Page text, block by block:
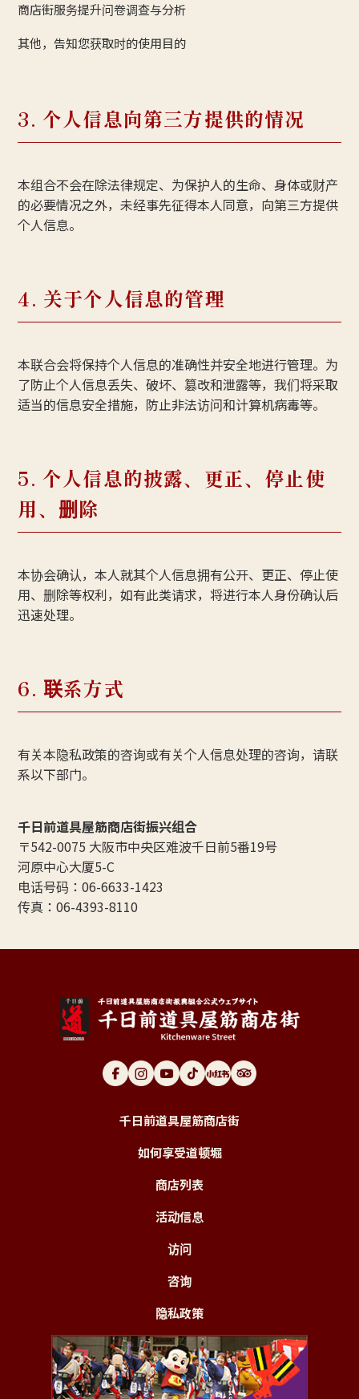
商店街服务提升问卷调查与分析
其他，告知您获取时的使用目的
3. 个人信息向第三方提供的情况
本组合不会在除法律规定、为保护人的生命、身体或财产
的必要情况之外，未经事先征得本人同意，向第三方提供
个人信息。
4. 关于个人信息的管理
本联合会将保持个人信息的准确性并安全地进行管理。为
了防止个人信息丢失、破坏、篡改和泄露等，我们将采取
适当的信息安全措施，防止非法访问和计算机病毒等。
5. 个人信息的披露、更正、停止使
用、删除
本协会确认，本人就其个人信息拥有公开、更正、停止使
用、删除等权利，如有此类请求，将进行本人身份确认后
迅速处理。
6. 联系方式
有关本隐私政策的咨询或有关个人信息处理的咨询，请联
系以下部门。
千日前道具屋筋商店街振兴组合
〒542-0075 大阪市中央区难波千日前5番19号
河原中心大厦5-C
电话号码：06-6633-1423
传真：06-4393-8110
千日前道具屋筋商店街
如何享受道顿堀
商店列表
活动信息
访问
咨询
隐私政策